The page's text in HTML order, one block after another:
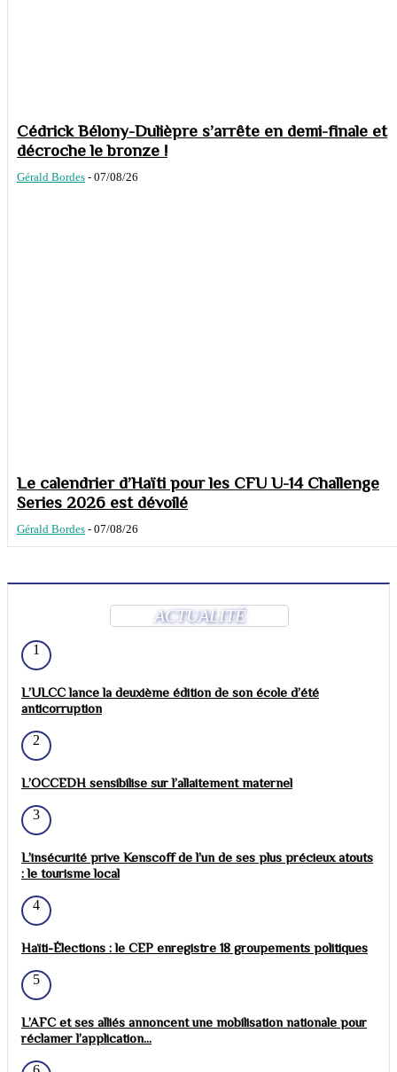
Cédrick Bélony-Dulièpre s’arrête en demi-finale et
décroche le bronze !
Gérald Bordes - 07/08/26
Le calendrier d’Haïti pour les CFU U-14 Challenge
Series 2026 est dévoilé
Gérald Bordes - 07/08/26
ACTUALITÉ
1
L’ULCC lance la deuxième édition de son école d’été
anticorruption
2
L’OCCEDH sensibilise sur l’allaitement maternel
3
L’insécurité prive Kenscoff de l’un de ses plus précieux atouts
: le tourisme local
4
Haïti-Élections : le CEP enregistre 18 groupements politiques
5
L’AFC et ses alliés annoncent une mobilisation nationale pour
réclamer l’application...